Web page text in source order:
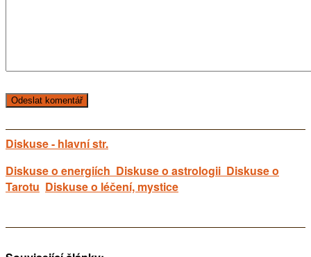
Diskuse - hlavní str.
Diskuse o energiích Diskuse o astrologii Diskuse o
Tarotu Diskuse o léčení, mystice